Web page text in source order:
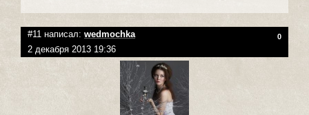
#11 написал: wedmochka 0
2 декабря 2013 19:36